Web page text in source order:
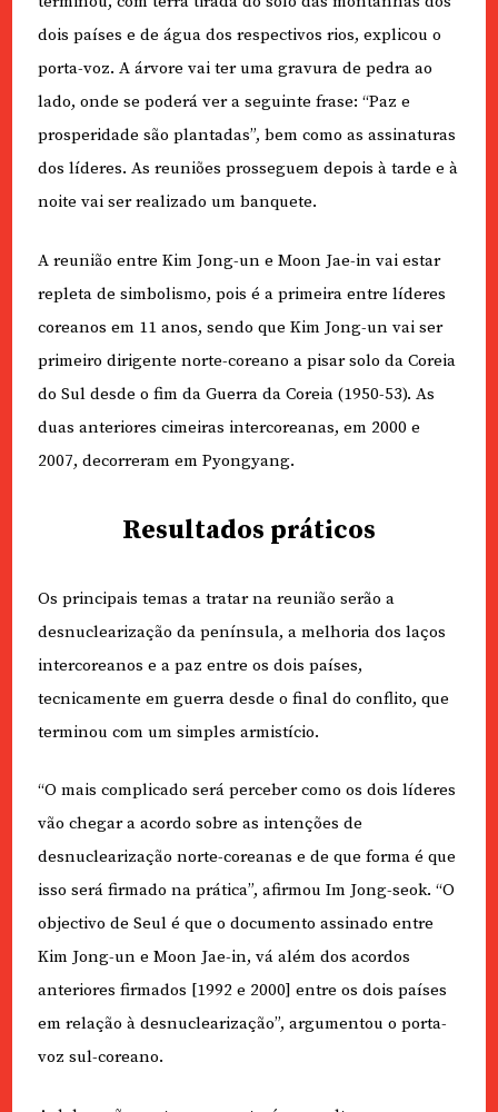
dois países e de água dos respectivos rios, explicou o
porta-voz. A árvore vai ter uma gravura de pedra ao
lado, onde se poderá ver a seguinte frase: “Paz e
prosperidade são plantadas”, bem como as assinaturas
dos líderes. As reuniões prosseguem depois à tarde e à
noite vai ser realizado um banquete.
A reunião entre Kim Jong-un e Moon Jae-in vai estar
repleta de simbolismo, pois é a primeira entre líderes
coreanos em 11 anos, sendo que Kim Jong-un vai ser
primeiro dirigente norte-coreano a pisar solo da Coreia
do Sul desde o fim da Guerra da Coreia (1950-53). As
duas anteriores cimeiras intercoreanas, em 2000 e
2007, decorreram em Pyongyang.
Resultados práticos
Os principais temas a tratar na reunião serão a
desnuclearização da península, a melhoria dos laços
intercoreanos e a paz entre os dois países,
tecnicamente em guerra desde o final do conflito, que
terminou com um simples armistício.
“O mais complicado será perceber como os dois líderes
vão chegar a acordo sobre as intenções de
desnuclearização norte-coreanas e de que forma é que
isso será firmado na prática”, afirmou Im Jong-seok. “O
objectivo de Seul é que o documento assinado entre
Kim Jong-un e Moon Jae-in, vá além dos acordos
anteriores firmados [1992 e 2000] entre os dois países
em relação à desnuclearização”, argumentou o porta-
voz sul-coreano.